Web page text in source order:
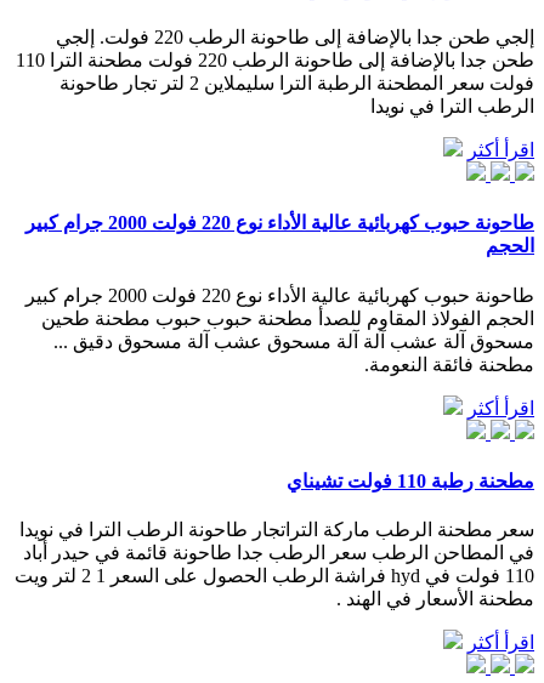
إلجي طحن جدا بالإضافة إلى طاحونة الرطب 220 فولت. إلجي
طحن جدا بالإضافة إلى طاحونة الرطب 220 فولت مطحنة الترا 110
فولت سعر المطحنة الرطبة الترا سليملاين 2 لتر تجار طاحونة
الرطب الترا في نويدا
اقرأ أكثر
طاحونة حبوب كهربائية عالية الأداء نوع 220 فولت 2000 جرام كبير
الحجم
طاحونة حبوب كهربائية عالية الأداء نوع 220 فولت 2000 جرام كبير
الحجم الفولاذ المقاوم للصدأ مطحنة حبوب حبوب مطحنة طحين
مسحوق آلة عشب آلة آلة مسحوق عشب آلة مسحوق دقيق ...
مطحنة فائقة النعومة.
اقرأ أكثر
مطحنة رطبة 110 فولت تشيناي
سعر مطحنة الرطب ماركة التراتجار طاحونة الرطب الترا في نويدا
في المطاحن الرطب سعر الرطب جدا طاحونة قائمة في حيدر أباد
110 فولت في hyd فراشة الرطب الحصول على السعر 1 2 لتر ويت
مطحنة الأسعار في الهند .
اقرأ أكثر